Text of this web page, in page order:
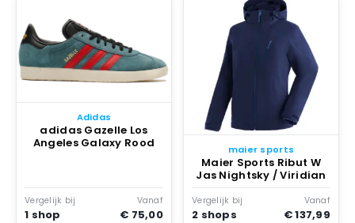
Adidas
adidas Gazelle Los
Angeles Galaxy Rood
Vergelijk bij
1 shop
Vanaf
€ 75,00
maier sports
Maier Sports Ribut W
Jas Nightsky / Viridian
Vergelijk bij
2 shops
Vanaf
€ 137,99